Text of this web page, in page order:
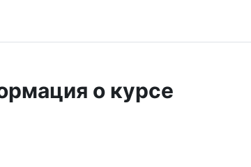
о курсе